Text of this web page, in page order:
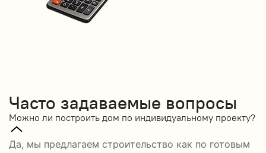
Часто задаваемые вопросы
Можно ли построить дом по индивидуальному проекту?
Да, мы предлагаем строительство как по готовым